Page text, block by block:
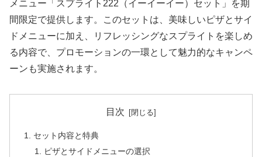
メニュー「スプライト222（イーイーイー）セット」を期
間限定で提供します。このセットは、美味しいピザとサイ
ドメニューに加え、リフレッシングなスプライトを楽しめ
る内容で、プロモーションの一環として魅力的なキャンペ
ーンも実施されます。
目次
セット内容と特典
ピザとサイドメニューの選択